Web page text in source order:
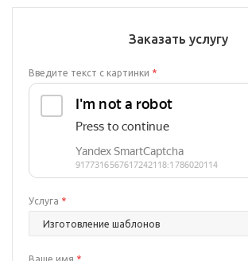
Заказать услугу
Услуга *
Введите текст с картинки *